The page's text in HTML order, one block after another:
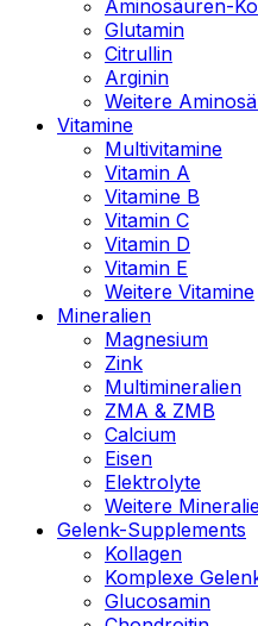
Aminosäuren-
Glutamin
Citrullin
Arginin
Weitere
Vitamine
Multivitamine
Vitamin A
Vitamine B
Vitamin C
Vitamin D
Vitamin E
Weitere Vitamine
Mineralien
Magnesium
Zink
Multimineralien
ZMA & ZMB
Calcium
Eisen
Elektrolyte
Weitere
Gelenk-Supplements
Kollagen
Komplexe
Glucosamin